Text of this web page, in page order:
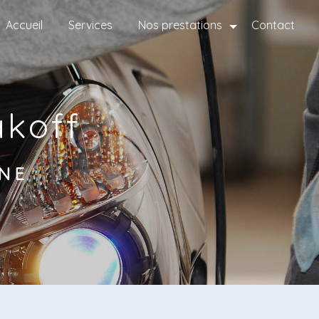
Accueil Services Nos prestations Contact